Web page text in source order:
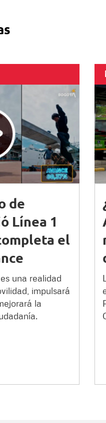
de
Línea 1
el
una realidad
impulsará
la